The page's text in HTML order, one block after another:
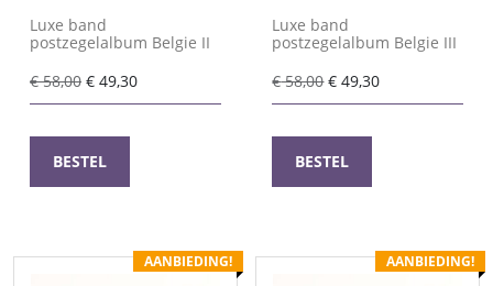
Luxe band
postzegelalbum Belgie II
€58,00 Oorspronkelijke
prijs
€ 58,00.
€ 49,30Huidige
prijs
BESTEL
Luxe band
postzegelalbum Belgie III
€58,00Oorspronkelijke
prijs
€ 58,00.
€ 49,30Huidige
prijs
BESTEL
AANBIEDING! AANBIEDING!